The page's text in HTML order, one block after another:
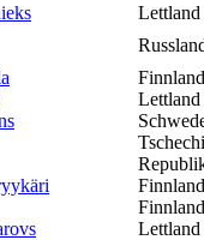
Lettland
Finnland
Lettland
Finnland
Finnland
Lettland